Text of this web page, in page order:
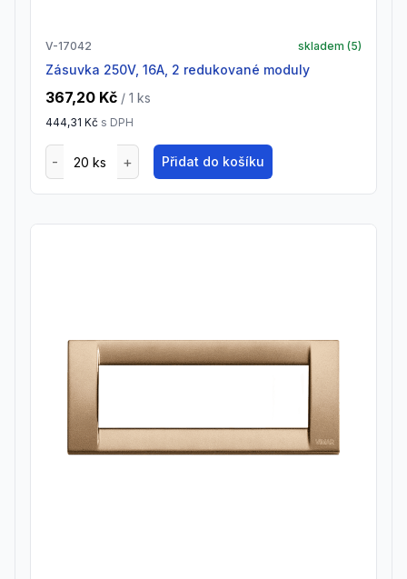
V-17042 skladem (5)
Zásuvka 250V, 16A, 2 redukované moduly
367,20 Kč / 1 ks
444,31 Kč s DPH
Přidat do košíku